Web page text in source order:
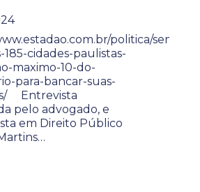
politica/sem-
185-cidades-paulistas-
maximo-10-do-
para-bancar-suas-
Entrevista
pelo advogado, e
em Direito Público